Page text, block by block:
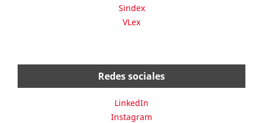
Sindex
VLex
Redes sociales
LinkedIn
Instagram